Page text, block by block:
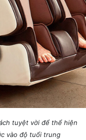
tuyệt vời để thể hiện
vào độ tuổi trung